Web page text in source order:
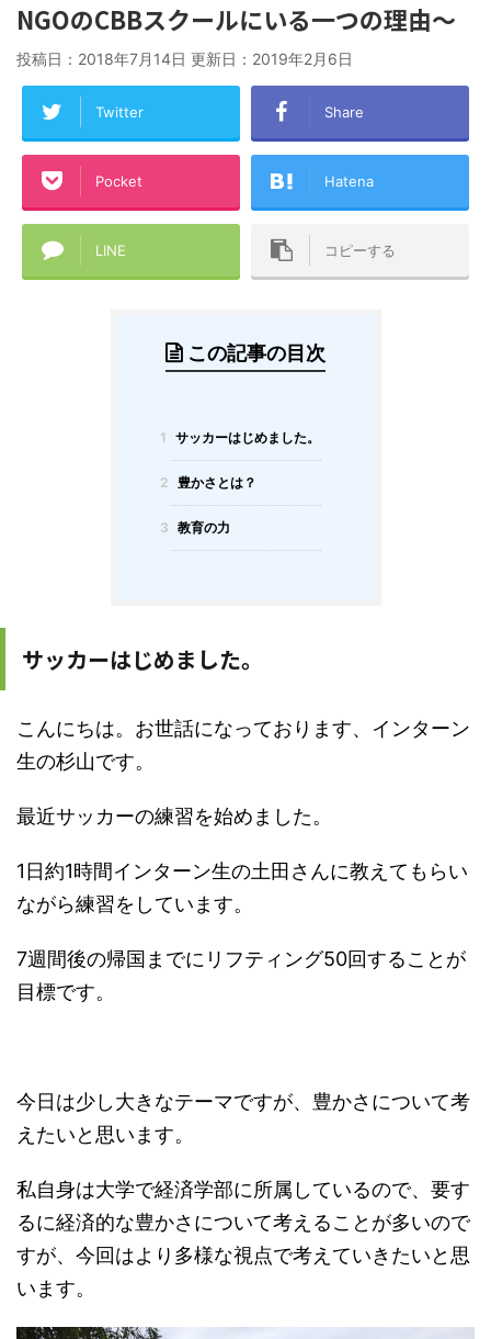
NGOのCBBスクールにいる一つの理由～
投稿日：2018年7月14日 更新日： 2019年2月6日
Twitter Share
Pocket Hatena
LINE コピーする
この記事の目次
1 サッカーはじめました。
2 豊かさとは？
3 教育の力
サッカーはじめました。
こんにちは。お世話になっております、インターン
生の杉山です。
最近サッカーの練習を始めました。
1日約1時間インターン生の土田さんに教えてもらい
ながら練習をしています。
7週間後の帰国までにリフティング50回することが
目標です。
今日は少し大きなテーマですが、豊かさについて考
えたいと思います。
私自身は大学で経済学部に所属しているので、要す
るに経済的な豊かさについて考えることが多いので
すが、今回はより多様な視点で考えていきたいと思
います。